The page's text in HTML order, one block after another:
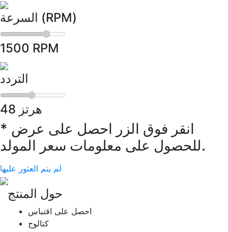
السرعة (RPM)
1500 RPM
التردد
50 هرتز
* انقر فوق الزر احصل على عرض
للحصول على معلومات سعر المولد.
لم يتم العثور عليها
حول المنتج
احصل على اقتباس
كتالوج